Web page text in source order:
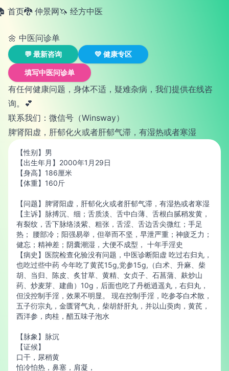
首页🐉 仲景网🦄️ 经方中医
🌼 中医问诊单
💬 最新咨询 💛 健康专区
填写中医问诊单
有任何健康问题，身体不适，疑难杂病，我们提供在线咨
询。💕
联系我们：微信号（Winsway）
脾肾阳虚，肝郁化火或者肝郁气滞，有湿热或者寒湿
【性别】男
【出生年月】2000年1月29日
【身高】186厘米
【体重】160斤
【问题】脾肾阳虚，肝郁化火或者肝郁气滞，有湿热或者寒湿
【主诉】脉搏沉、细；舌质淡、舌中白薄、舌根白腻稍发黄，
有裂纹，舌下脉络淡紫、粗张，舌涩、舌边舌尖微红；手足
热； 腰部冷；阳强易举，但举而不坚，早泄严重；神疲乏力；
健忘；精神差；阴囊潮湿，大便不成型， 十年手淫史
【病史】医院检查化验没有问题，中医诊断阳虚 吃过右归丸，
也吃过些中药 今年吃了黄芪15g,党参15g,（白术、升麻、柴
胡、当归、陈皮、炙甘草、黄精、女贞子、石菖蒲、麸炒山
药、炒麦芽、建曲）10g，后面也吃了丹栀逍遥丸，右归丸，
但没控制手淫，效果不明显。 现在控制手淫，吃参苓白术散，
五子衍宗丸，金匮肾气丸，柴胡舒肝丸，并以山萸肉，黄芪，
西洋参，肉桂，醋五味子泡水
【脉象】脉沉
【证候】
口干，尿稍黄
怕冷怕热，鼻塞，肩凝，